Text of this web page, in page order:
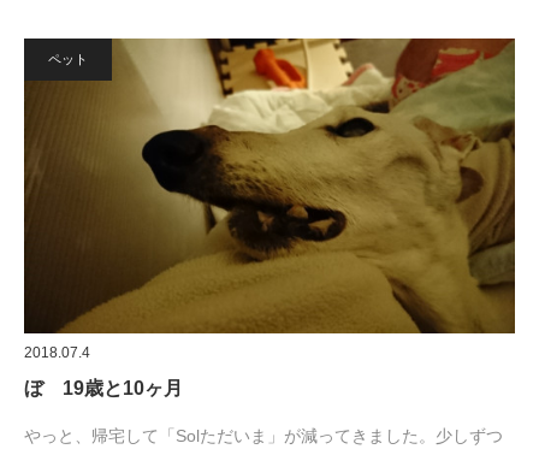
ペット
2018.07.4
ぼ 19歳と10ヶ月
やっと、帰宅して「Solただいま」が減ってきました。少しずつ